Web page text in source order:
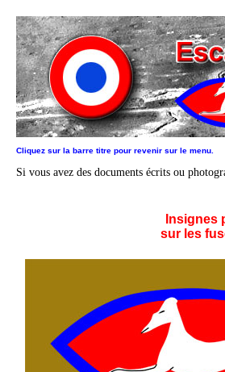
Cliquez sur la barre titre pour revenir sur le menu.
Si vous avez des documents écrits ou
Insignes
sur les